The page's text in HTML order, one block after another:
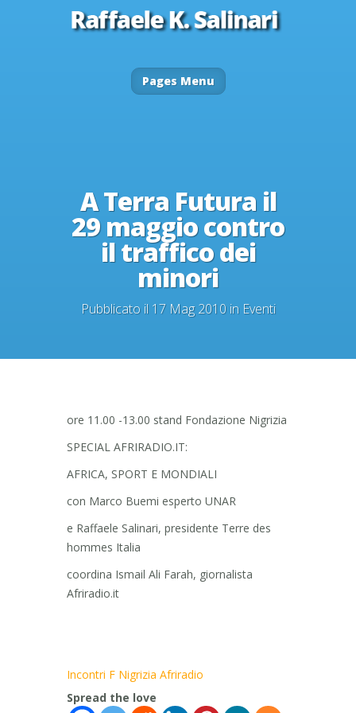
Pages Menu
A Terra Futura il
29 maggio contro
il traffico dei
minori
Pubblicato il 17 Mag 2010 in Eventi
ore 11.00 -13.00 stand Fondazione Nigrizia
SPECIAL AFRIRADIO.IT:
AFRICA, SPORT E MONDIALI
con Marco Buemi esperto UNAR
e Raffaele Salinari, presidente Terre des
hommes Italia
coordina Ismail Ali Farah, giornalista
Afriradio.it
Incontri F Nigrizia Afriradio
Spread the love